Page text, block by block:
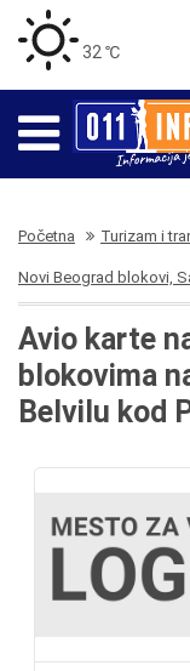
32 ℃
Početna Turizam i
Novi Beograd blokovi,
Avio karte
blokovima
Belvilu kod